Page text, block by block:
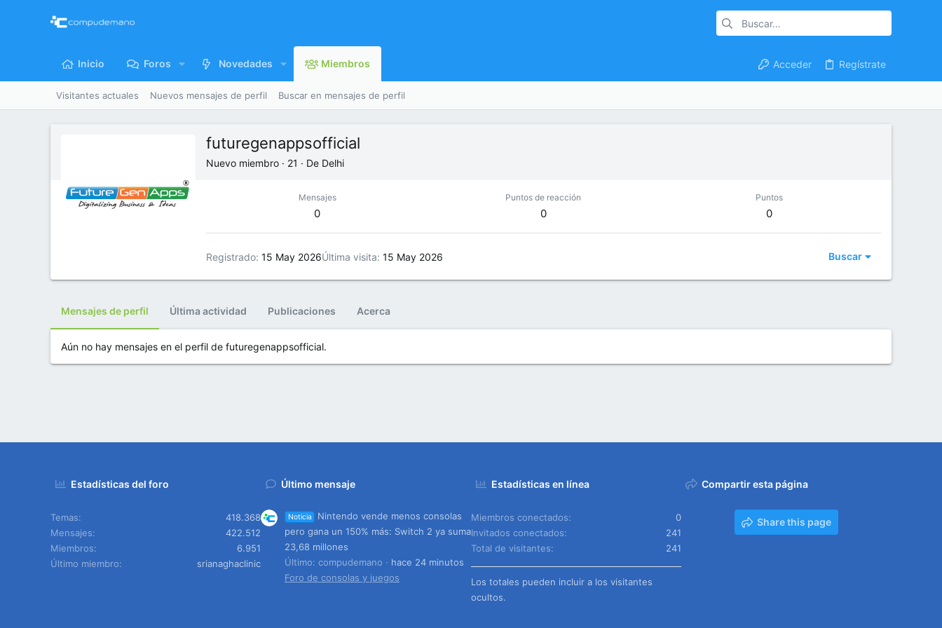
Inicio Foros Novedades Miembros Acceder Regístrate
Visitantes actuales Nuevos mensajes de perfil Buscar en mensajes de perfil
futuregenappsofficial
Nuevo miembro · 21 · De Delhi
Mensajes
0
Puntos de reacción
0
Puntos
0
Registrado 15 May 2026Última visita 15 May 2026 Buscar
Mensajes de perfil Última actividad Publicaciones Acerca
Aún no hay mensajes en el perfil de futuregenappsofficial.
Estadísticas del foro
Temas
418.368
Mensajes
422.512
Miembros
6.951
Último miembro
srianaghaclinic
Último mensaje
Noticia
Nintendo vende menos consolas
pero gana un 150% más: Switch 2 ya suma
23,68 millones
Último: compudemano
hace 24 minutos
Foro de consolas y juegos
Estadísticas en línea
Miembros conectados
0
Invitados conectados
241
Total de visitantes
241
Los totales pueden incluir a los visitantes
ocultos.
Compartir esta página
Share this page